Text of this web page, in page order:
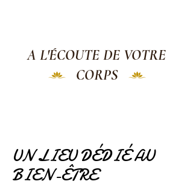
A L'ÉCOUTE DE VOTRE
CORPS
UN LIEU DÉDIÉ AU
BIEN-ÊTRE